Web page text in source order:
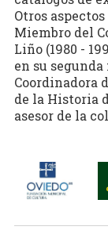
Otros
Miembro del
Liño (1980 -
en su
Coordinadora
de la Historia
asesor de la